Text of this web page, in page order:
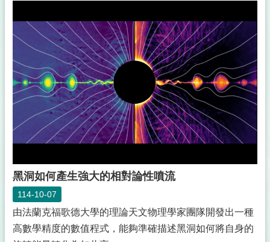
黑洞如何產生強大的相對論性噴流
114-10-07
由法蘭克福歌德大學的理論天文物理學家團隊開發出一種
高數學精度的數值程式，能夠準確描述黑洞如何將自身的